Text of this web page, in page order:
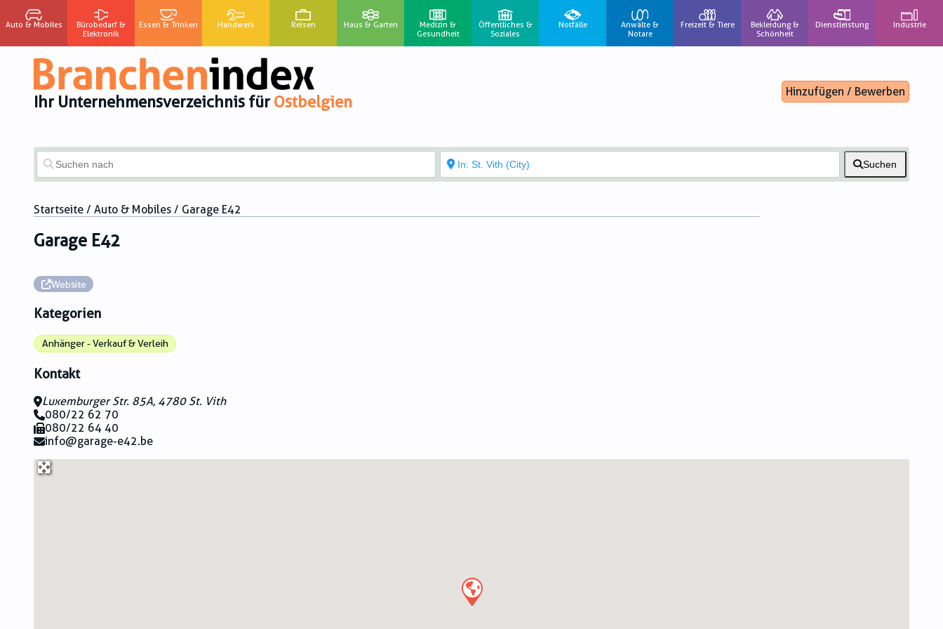
Auto & Mobiles
Bürobedarf &
Elektronik
Essen & Trinken Handwerk Reisen Haus & Garten
Medizin &
Gesundheit
Öffentliches &
Soziales
Notfälle
Anwälte &
Notare
Freizeit & Tiere
Bekleidung &
Schönheit
Dienstleistung Industrie
Ihr Unternehmensverzeichnis für Ostbelgien
Hinzufügen / Bewerben
Suchen
Startseite / Auto & Mobiles / Garage E42
Garage E42
Website
Kategorien
Anhänger - Verkauf & Verleih
Kontakt
Luxemburger Str. 85A, 4780 St. Vith
080/22 62 70
080/22 64 40
info@garage-e42.be